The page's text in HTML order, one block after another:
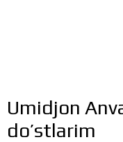
Umidjon
do’stlarim